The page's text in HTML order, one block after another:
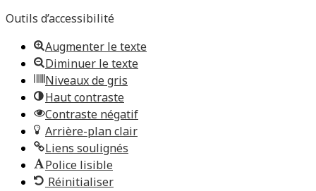
Outils d’accessibilité
Augmenter le texte
Diminuer le texte
Niveaux de gris
Haut contraste
Contraste négatif
Arrière-plan clair
Liens soulignés
Police lisible
Réinitialiser